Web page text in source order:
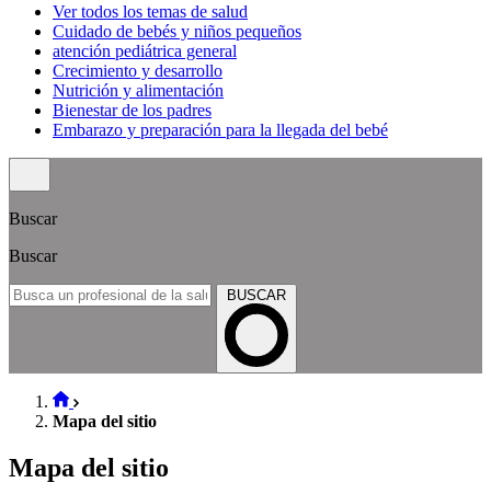
Ver todos los temas de salud
Cuidado de bebés y niños pequeños
atención pediátrica general
Crecimiento y desarrollo
Nutrición y alimentación
Bienestar de los padres
Embarazo y preparación para la llegada del bebé
Buscar
Buscar
BUSCAR
Mapa del sitio
Mapa del sitio